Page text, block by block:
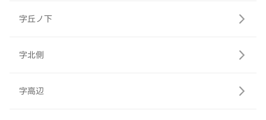
字丘ノ下
字北側
字高辺